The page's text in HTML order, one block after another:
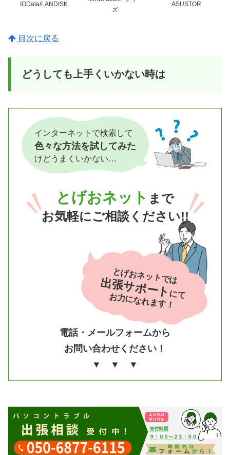
IOData/LANDISK
ズ
ASUSTOR
目次に戻る
どうしても上手くいかない時は
インターネットで検索して
色々な方法を試してみた
けどうまくいかない…
とげおネット まで
お気軽にご相談ください!!
電話・メールフォームから
お問い合わせください！
▼ ▼ ▼
とげおネットでは
出張サポートにて
お力になれます！